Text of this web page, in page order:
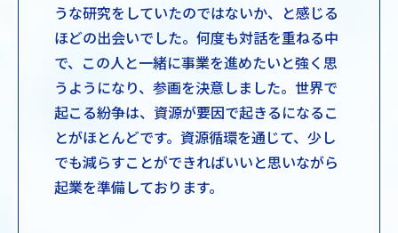
うな研究をしていたのではないか、と感じる
ほどの出会いでした。何度も対話を重ねる中
で、この人と一緒に事業を進めたいと強く思
うようになり、参画を決意しました。世界で
起こる紛争は、資源が要因で起きるになるこ
とがほとんどです。資源循環を通じて、少し
でも減らすことができればいいと思いながら
起業を準備しております。